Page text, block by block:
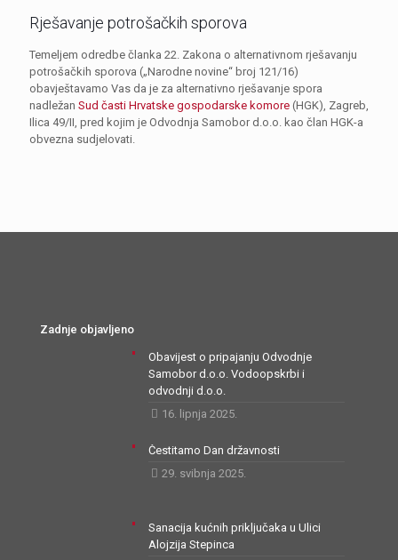
Rješavanje potrošačkih sporova
Temeljem odredbe članka 22. Zakona o alternativnom rješavanju
potrošačkih sporova („Narodne novine“ broj 121/16)
obavještavamo Vas da je za alternativno rješavanje spora
nadležan Sud časti Hrvatske gospodarske komore (HGK), Zagreb,
Ilica 49/II, pred kojim je Odvodnja Samobor d.o.o. kao član HGK-a
obvezna sudjelovati.
Zadnje objavljeno
Obavijest o pripajanju Odvodnje
Samobor d.o.o. Vodoopskrbi i
odvodnji d.o.o.
16. lipnja 2025.
Čestitamo Dan državnosti
29. svibnja 2025.
Sanacija kućnih priključaka u Ulici
Alojzija Stepinca